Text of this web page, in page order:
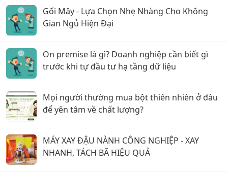
Gối Mây - Lựa Chọn Nhẹ Nhàng Cho Không
Gian Ngủ Hiện Đại
On premise là gì? Doanh nghiệp cần biết gì
trước khi tự đầu tư hạ tầng dữ liệu
Mọi người thường mua bột thiên nhiên ở đâu
để yên tâm về chất lượng?
MÁY XAY ĐẬU NÀNH CÔNG NGHIỆP - XAY
NHANH, TÁCH BÃ HIỆU QUẢ